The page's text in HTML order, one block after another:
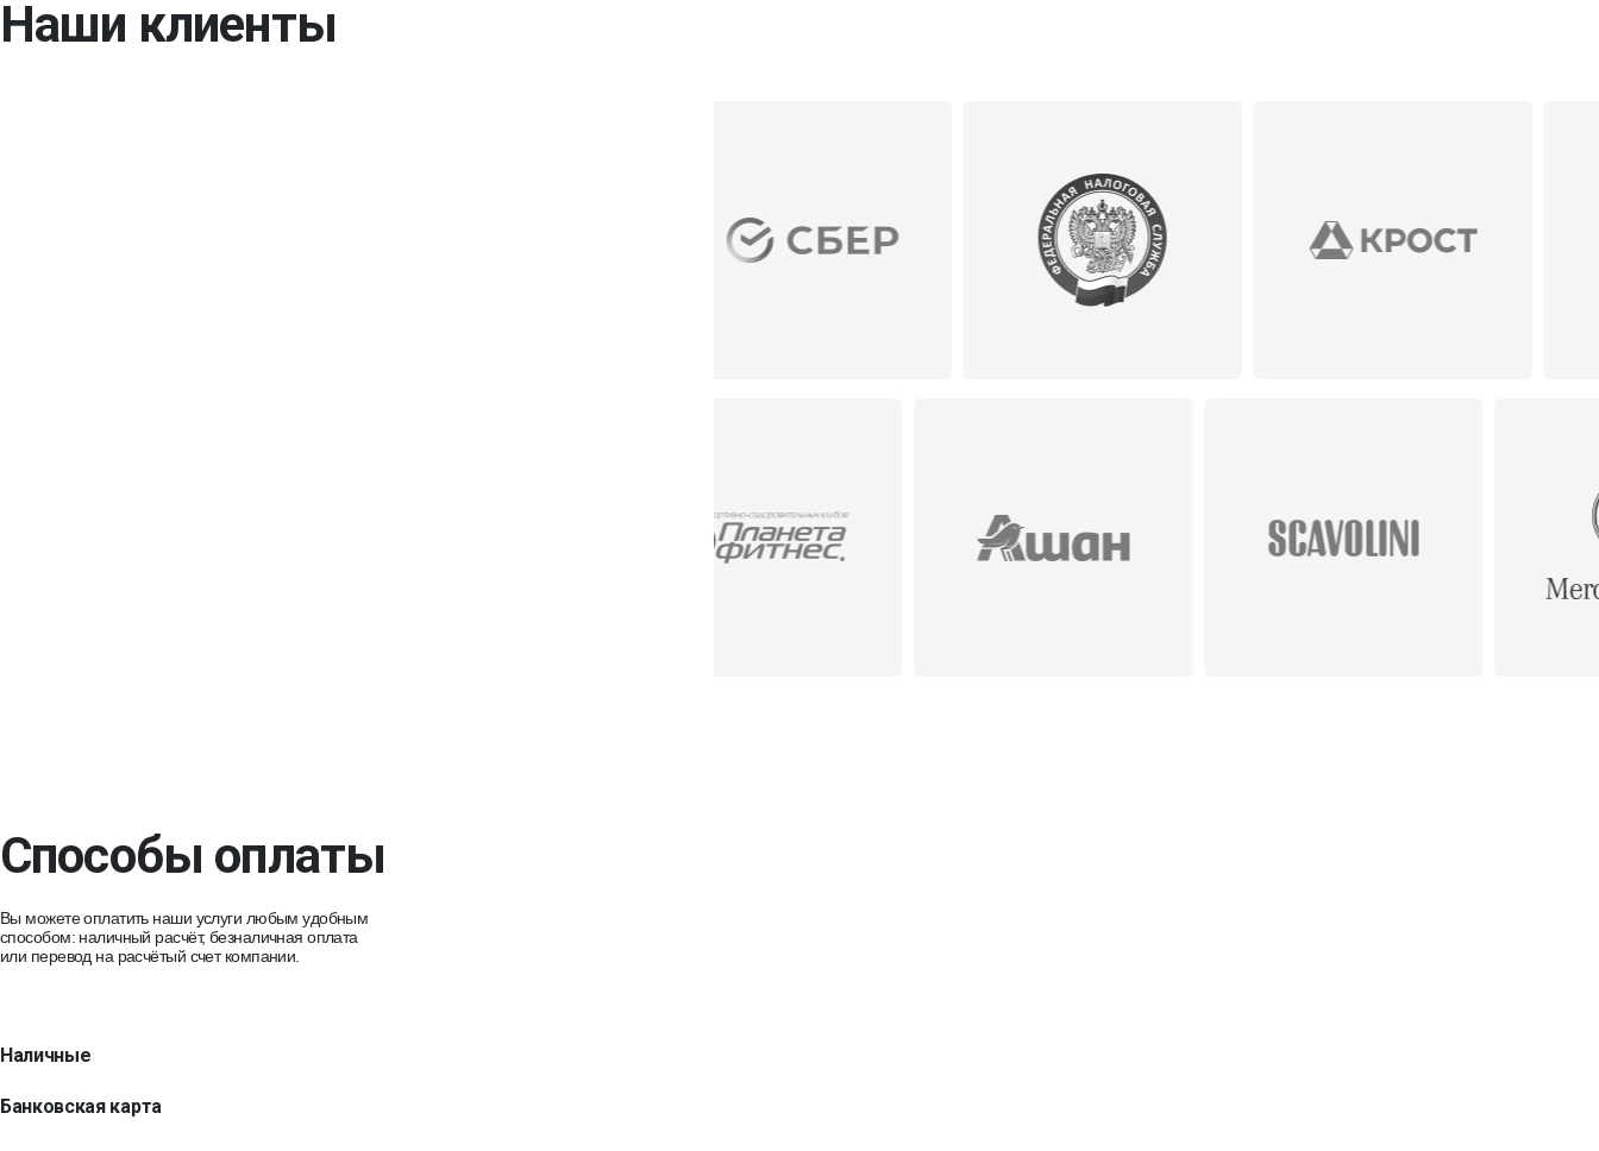
Наши клиенты
Способы оплаты
Вы можете оплатить наши услуги любым удобным
способом: наличный расчёт, безналичная оплата
или перевод на расчётый счет компании.
Наличные
Банковская карта